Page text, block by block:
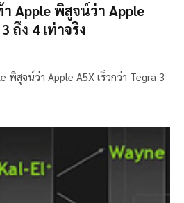
Apple พิสูจน์ว่า Apple
ถึง 4 เท่าจริง
พิสูจน์ว่า Apple A5X เร็วกว่า Tegra 3